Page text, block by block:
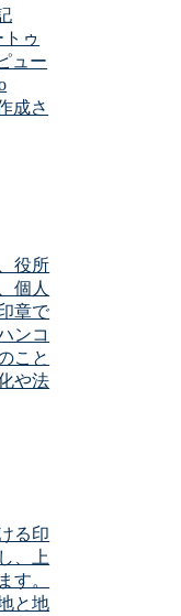
ゥ
ュー
成さ
役所
個人
章で
ンコ
こと
や法
る印
、上
す。
と地